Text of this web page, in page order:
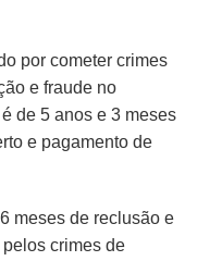
por cometer crimes
e fraude no
de 5 anos e 3 meses
e pagamento de
meses de reclusão e
crimes de